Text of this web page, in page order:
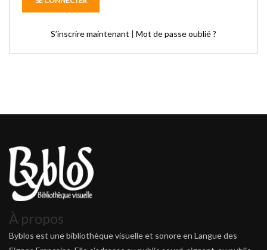
S’inscrire maintenant | Mot de passe oublié ?
À propos
Byblos est une bibliothèque visuelle et sonore en Langue des